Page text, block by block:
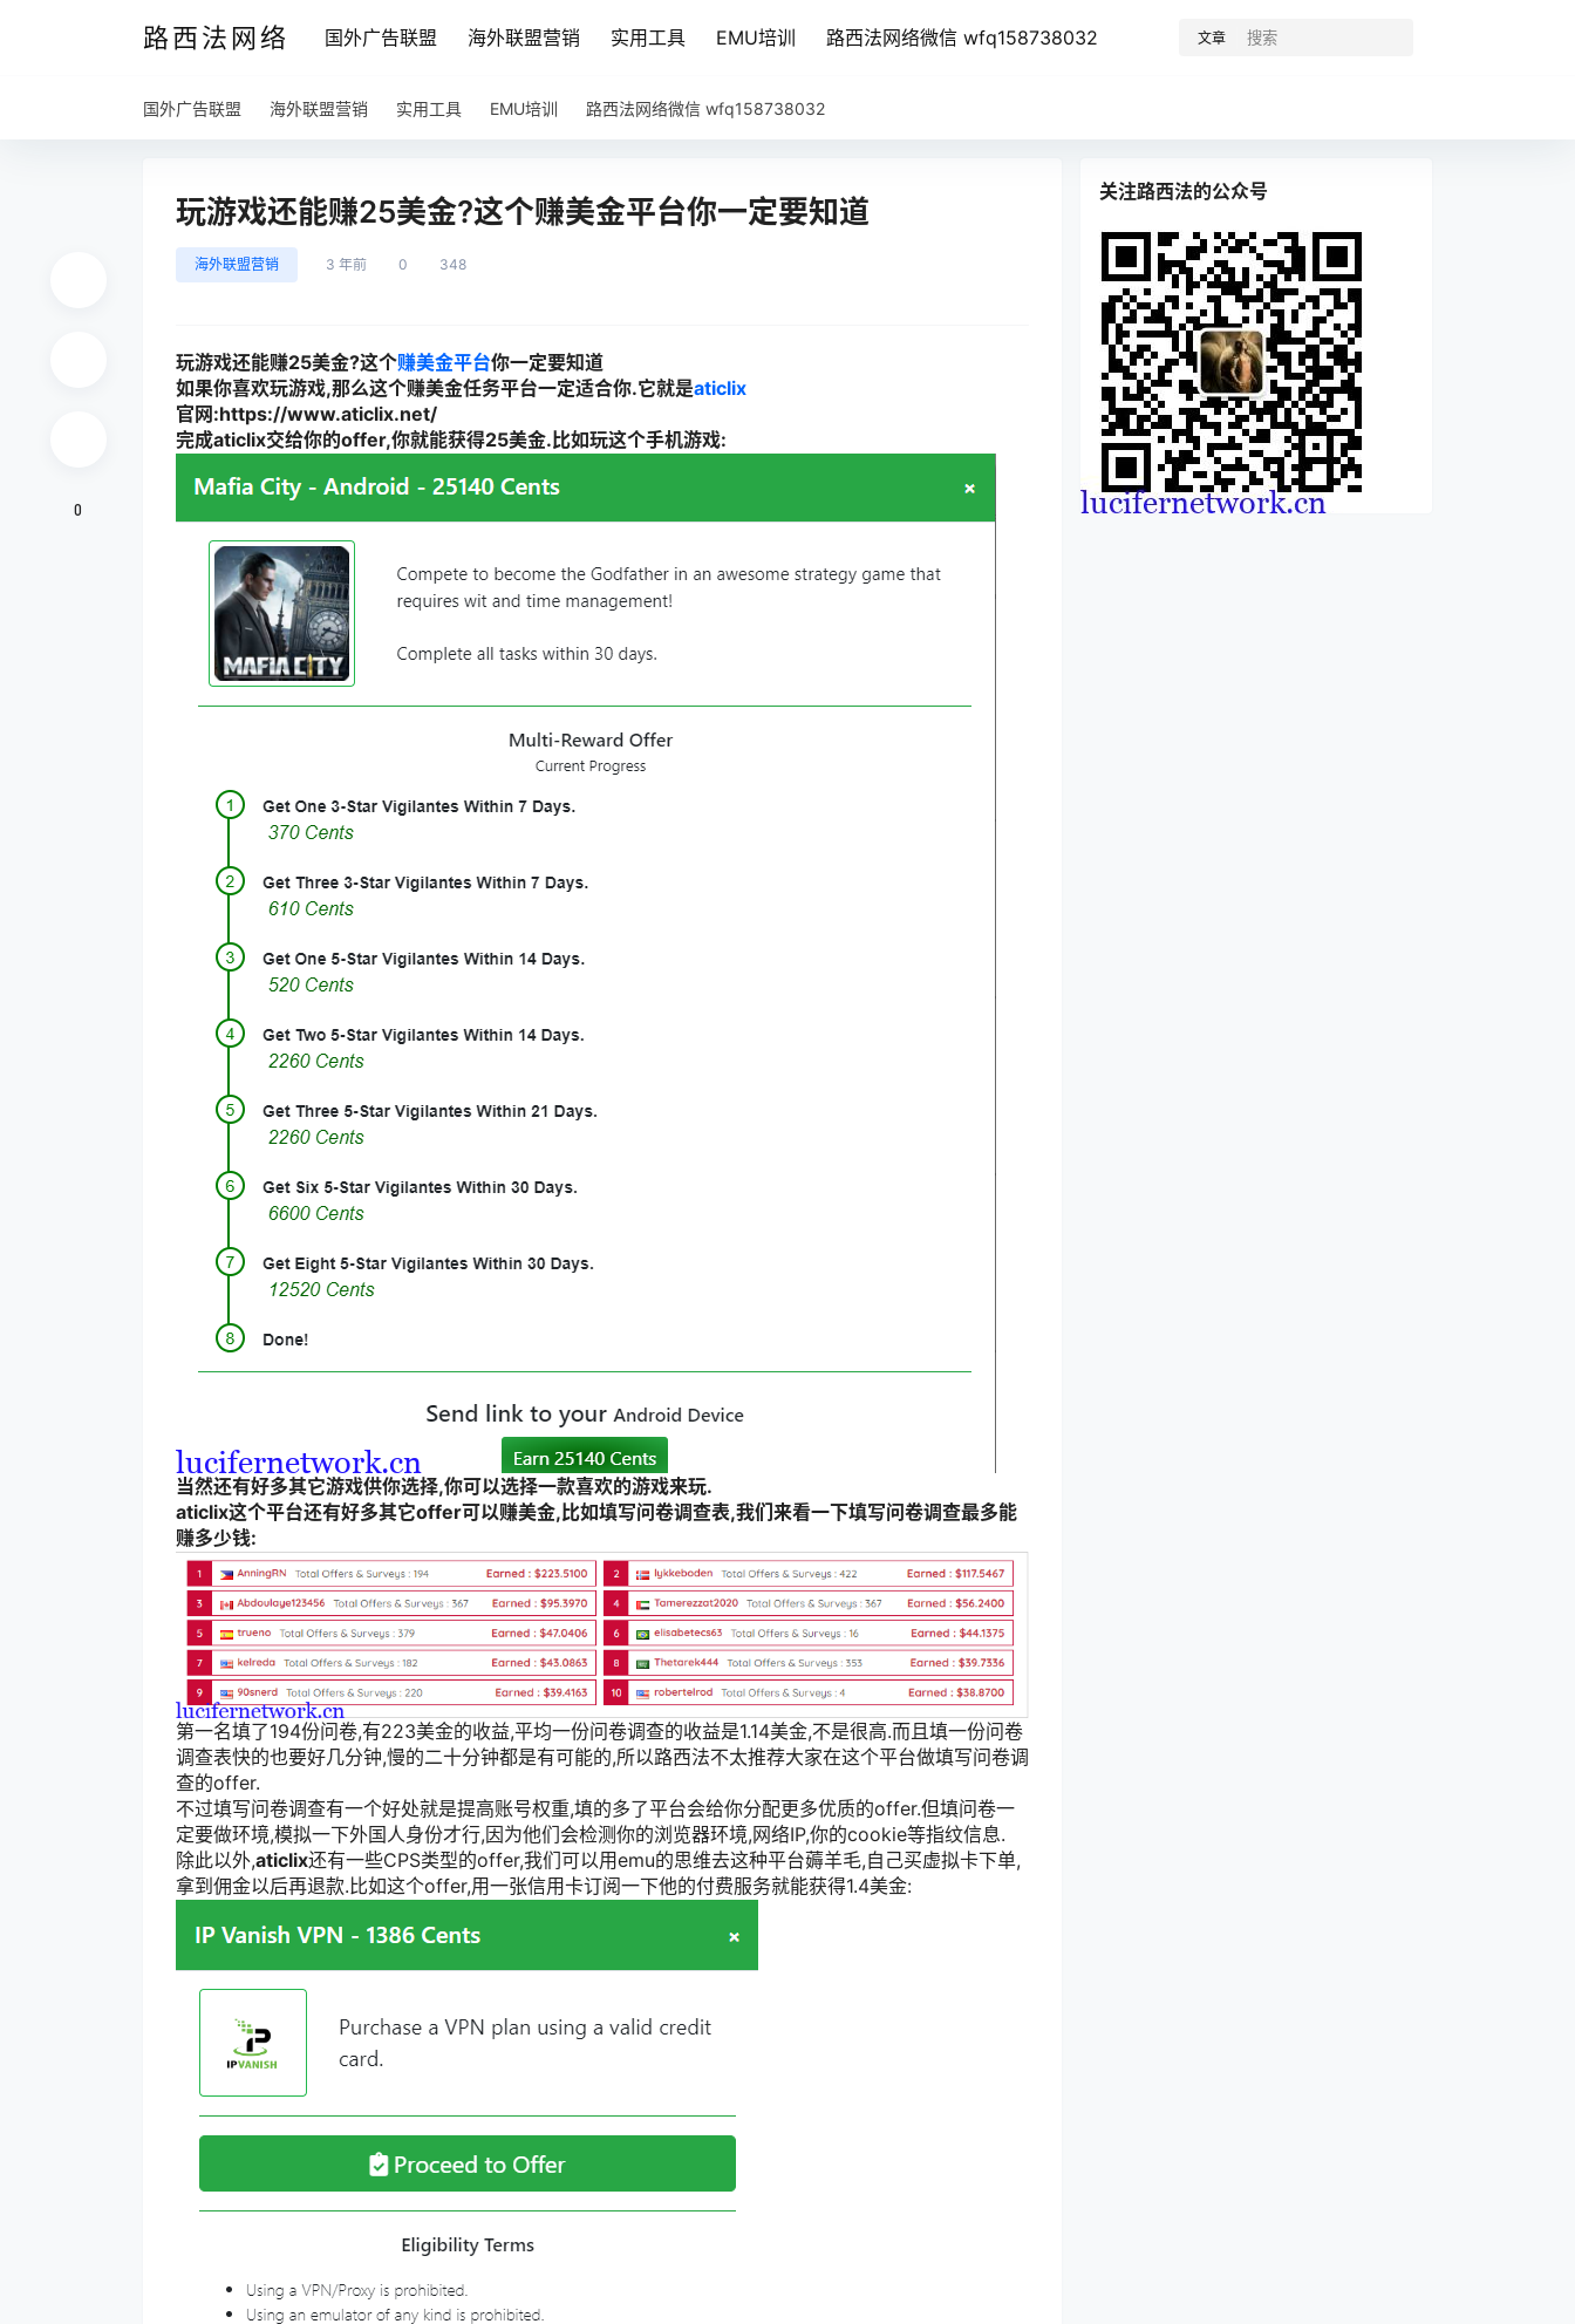
路西法网络 国外广告联盟 海外联盟营销 实用工具 EMU培训 路西法网络微信 wfq158738032 文章
国外广告联盟 海外联盟营销 实用工具 EMU培训 路西法网络微信 wfq158738032
玩游戏还能赚25美金?这个赚美金平台你一定要知道
海外联盟营销 3 年前 0 348
玩游戏还能赚25美金?这个赚美金平台你一定要知道
如果你喜欢玩游戏,那么这个赚美金任务平台一定适合你.它就是aticlix
官网:https://www.aticlix.net/
完成aticlix交给你的offer,你就能获得25美金.比如玩这个手机游戏:
当然还有好多其它游戏供你选择,你可以选择一款喜欢的游戏来玩.
aticlix这个平台还有好多其它offer可以赚美金,比如填写问卷调查表,我们来看一下填写问卷调查最多能
赚多少钱:
第一名填了194份问卷,有223美金的收益,平均一份问卷调查的收益是1.14美金,不是很高.而且填一份问卷
调查表快的也要好几分钟,慢的二十分钟都是有可能的,所以路西法不太推荐大家在这个平台做填写问卷调
查的offer.
不过填写问卷调查有一个好处就是提高账号权重,填的多了平台会给你分配更多优质的offer.但填问卷一
定要做环境,模拟一下外国人身份才行,因为他们会检测你的浏览器环境,网络IP,你的cookie等指纹信息.
除此以外,aticlix还有一些CPS类型的offer,我们可以用emu的思维去这种平台薅羊毛,自己买虚拟卡下单,
拿到佣金以后再退款.比如这个offer,用一张信用卡订阅一下他的付费服务就能获得1.4美金:
0
关注路西法的公众号